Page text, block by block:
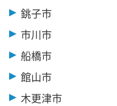
銚子市
市川市
船橋市
館山市
木更津市